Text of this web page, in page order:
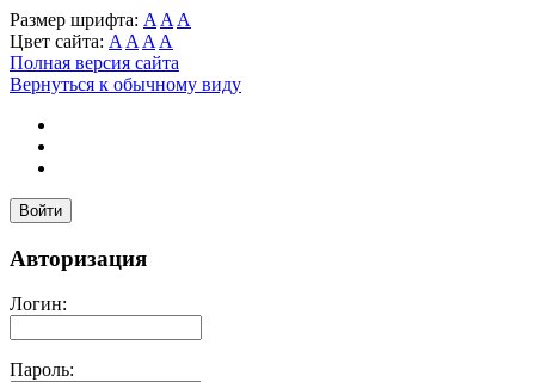
Размер шрифта: A A A
Цвет сайта: A A A A
Полная версия сайта
Вернуться к обычному виду
Войти
Авторизация
Логин:
Пароль: